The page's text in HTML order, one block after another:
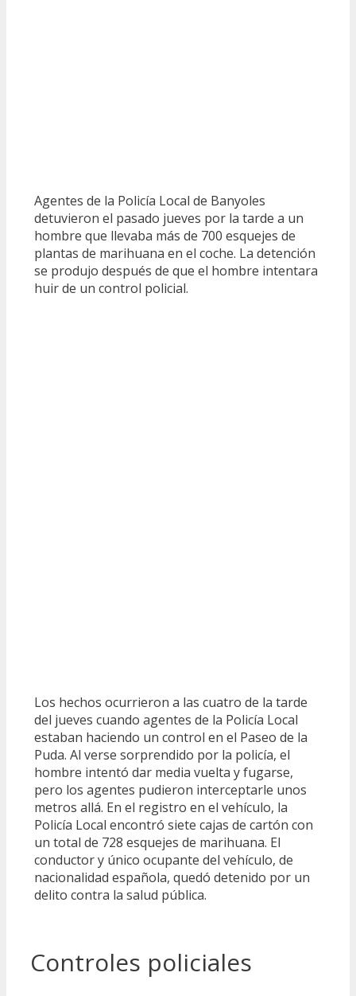
Agentes de la Policía Local de Banyoles
detuvieron el pasado jueves por la tarde a un
hombre que llevaba más de 700 esquejes de
plantas de marihuana en el coche. La detención
se produjo después de que el hombre intentara
huir de un control policial.
Los hechos ocurrieron a las cuatro de la tarde
del jueves cuando agentes de la Policía Local
estaban haciendo un control en el Paseo de la
Puda. Al verse sorprendido por la policía, el
hombre intentó dar media vuelta y fugarse,
pero los agentes pudieron interceptarle unos
metros allá. En el registro en el vehículo, la
Policía Local encontró siete cajas de cartón con
un total de 728 esquejes de marihuana. El
conductor y único ocupante del vehículo, de
nacionalidad española, quedó detenido por un
delito contra la salud pública.
Controles policiales